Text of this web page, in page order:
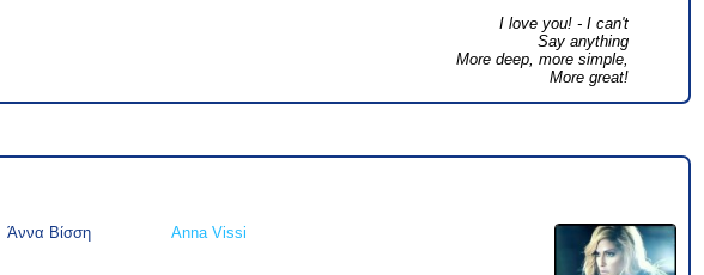
I love you! - I can't
Say anything
More deep, more simple,
More great!
Άννα Βίσση Anna Vissi